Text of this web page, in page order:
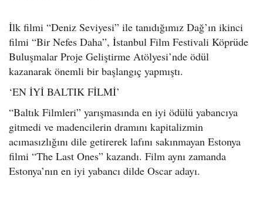
İlk filmi “Deniz Seviyesi” ile tanıdığımız Dağ’ın ikinci
filmi “Bir Nefes Daha”, İstanbul Film Festivali Köprüde
Buluşmalar Proje Geliştirme Atölyesi’nde ödül
kazanarak önemli bir başlangıç yapmıştı.
‘EN İYİ BALTIK FİLMİ’
“Baltık Filmleri” yarışmasında en iyi ödülü yabancıya
gitmedi ve madencilerin dramını kapitalizmin
acımasızlığını dile getirerek lafını sakınmayan Estonya
filmi “The Last Ones” kazandı. Film aynı zamanda
Estonya’nın en iyi yabancı dilde Oscar adayı.